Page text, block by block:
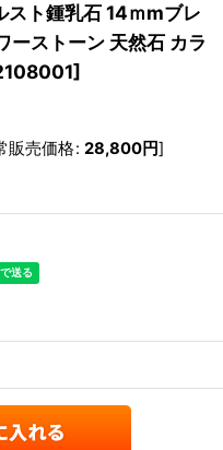
スト鍾乳石 14ｍmブレ
ーストーン 天然石 カラ
]
販売価格: 28,800円]